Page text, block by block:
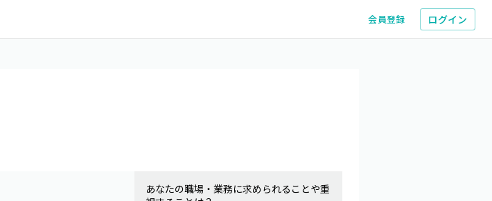
会員登録 ログイン
あなたの職場・業務に求められることや重